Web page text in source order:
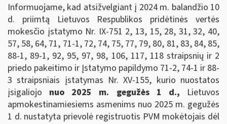
Informuojame, kad atsižvelgiant į 2024 m. balandžio 10
d. priimtą Lietuvos Respublikos pridėtinės vertės
mokesčio įstatymo Nr. IX-751 2, 13, 15, 28, 31, 32, 40,
57, 58, 64, 71, 71-1, 72, 74, 75, 77, 79, 80, 81, 83, 84, 85,
88-1, 89-1, 92, 95, 97, 98, 106, 117, 118 straipsnių ir 2
priedo pakeitimo ir Įstatymo papildymo 71-2, 74-1 ir 88-
3 straipsniais įstatymas Nr. XV-155, kurio nuostatos
įsigaliojo nuo 2025 m. gegužės 1 d., Lietuvos
apmokestinamiesiems asmenims nuo 2025 m. gegužės
1 d. nustatyta prievolė registruotis PVM mokėtojais dėl